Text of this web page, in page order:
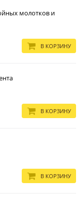
молотков и
В КОРЗИНУ
В КОРЗИНУ
В КОРЗИНУ